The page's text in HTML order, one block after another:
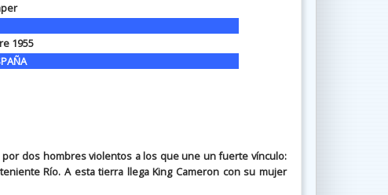
1955
dos hombres violentos a los que une un fuerte vínculo:
Río. A esta tierra llega King Cameron con su mujer